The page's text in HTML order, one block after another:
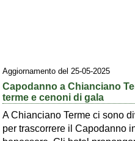
Aggiornamento del 25-05-2025
Capodanno a Chianciano
terme e cenoni di gala
A Chianciano Terme ci sono
per trascorrere il Capodanno
Eventi e cose da vedere
➕ Segnala evento
Area riservata
Chi siamo